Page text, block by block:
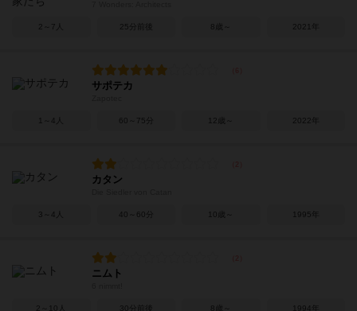
2～7人 25分前後 8歳～ 2021年
サポテカ
1～4人 60～75分 12歳～ 2022年
カタン
3～4人 40～60分 10歳～ 1995年
ニムト
2～10人 30分前後 8歳～ 1994年